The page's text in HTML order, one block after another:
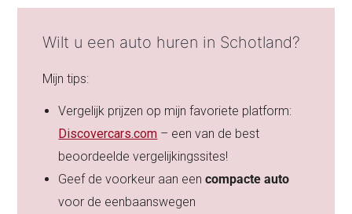
Wilt u een auto huren in Schotland?
Mijn tips:
Vergelijk prijzen op mijn favoriete platform:
Discovercars.com – een van de best
beoordeelde vergelijkingssites!
Geef de voorkeur aan eencompacte auto
voor de eenbaanswegen